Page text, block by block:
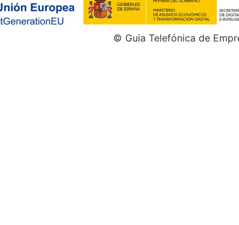
© Guia Telefónica de